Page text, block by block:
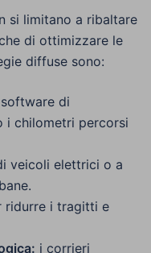
si limitano a ribaltare
di ottimizzare le
diffuse sono:
software di
i chilometri percorsi
veicoli elettrici o a
ridurre i tragitti e
i corrieri